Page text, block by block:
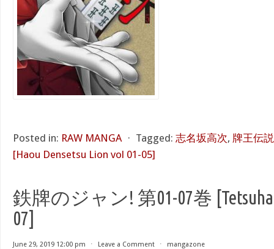
Posted in: RAW MANGA ⋅ Tagged: 志名坂高次, 牌王伝
[Haou Densetsu Lion vol 01-05]
鉄牌のジャン! 第01-07巻 [Tetsuhai
07]
June 29, 2019 12:00 pm ⋅ Leave a Comment ⋅ mangazone